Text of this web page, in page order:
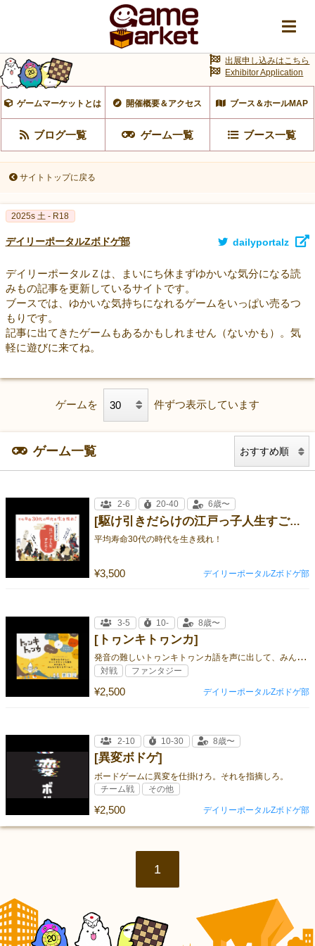
ゲームマーケットとは 開催概要＆アクセス ブース＆ホールMAP
ブログ一覧 ゲーム一覧 ブース一覧
出展申し込みはこちら
Exhibitor Application
サイトトップに戻る
2025s 土 - R18
デイリーポータルZボドゲ部 dailyportalz
デイリーポータルＺは、まいにち休まずゆかいな気分になる読
みもの記事を更新しているサイトです。
ブースでは、ゆかいな気持ちになれるゲームをいっぱい売るつ
もりです。
記事に出てきたゲームもあるかもしれません（ないかも）。気
軽に遊びに来てね。
ゲームを 件ずつ表示しています
ゲーム一覧
[駆け引きだらけの江戸っ子人生すごろく]
平均寿命30代の時代を生き残れ！
¥3,500
2-6 20-40 6歳〜
デイリーポータルZボドゲ部
[トヮンキトヮンカ]
発
音の難しいトヮンキトヮンカ語を声に出して、みんなで当てるゲーム！
¥2,500
3-5 10- 8歳〜
対戦 ファンタジー
デイリーポータルZボドゲ部
[異変ボドゲ]
ボードゲームに異変を仕掛けろ。それを指摘しろ。
¥2,500
2-10 10-30 8歳〜
チーム戦 その他
デイリーポータルZボドゲ部
1